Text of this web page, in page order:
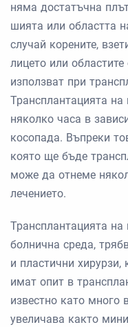
няма достатъчна
шията или областта
случай корените,
лицето или
използват при
Трансплантацията
няколко часа в
косопада. Въпреки
която ще бъде
може да отнеме
лечението.
Трансплантацията
болнична среда,
и пластични хирурзи,
имат опит в
известно като много
увеличава както